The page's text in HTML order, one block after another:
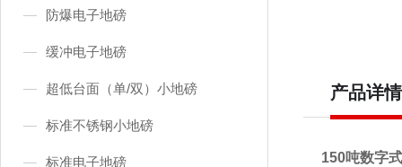
防爆电子地磅
缓冲电子地磅
超低台面（单/双）小地磅
标准不锈钢小地磅
标准电子地磅
产品详情
150吨数字